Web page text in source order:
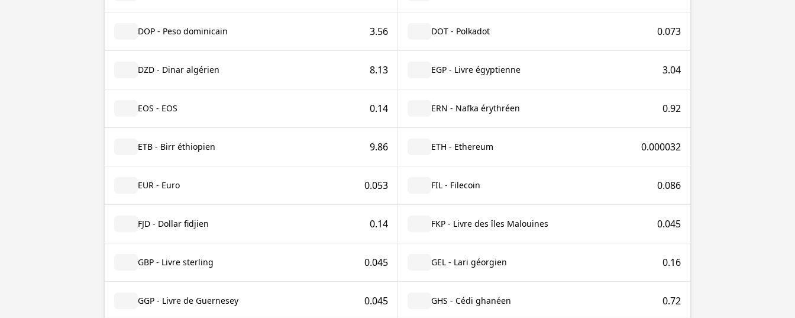
DOP - Peso dominicain 3.56 DOT - Polkadot 0.073
DZD - Dinar algérien 8.13 EGP - Livre égyptienne 3.04
EOS - EOS 0.14 ERN - Nafka érythréen 0.92
ETB - Birr éthiopien 9.86 ETH - Ethereum 0.000032
EUR - Euro 0.053 FIL - Filecoin 0.086
FJD - Dollar fidjien 0.14 FKP - Livre des îles Malouines 0.045
GBP - Livre sterling 0.045 GEL - Lari géorgien 0.16
GGP - Livre de Guernesey 0.045 GHS - Cédi ghanéen 0.72